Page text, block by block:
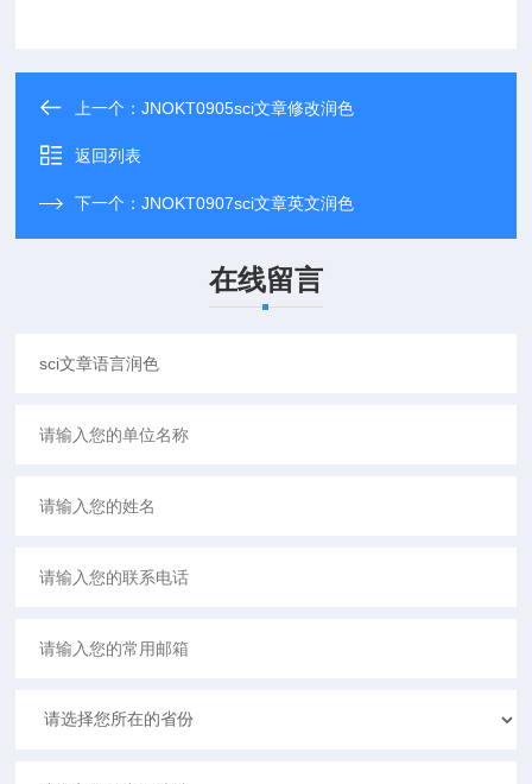
上一个：JNOKT0905sci文章修改润色
返回列表
下一个：JNOKT0907sci文章英文润色
在线留言